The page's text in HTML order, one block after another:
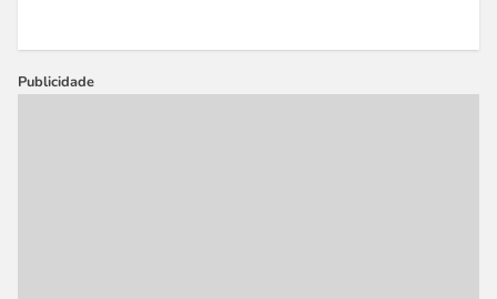
Publicidade